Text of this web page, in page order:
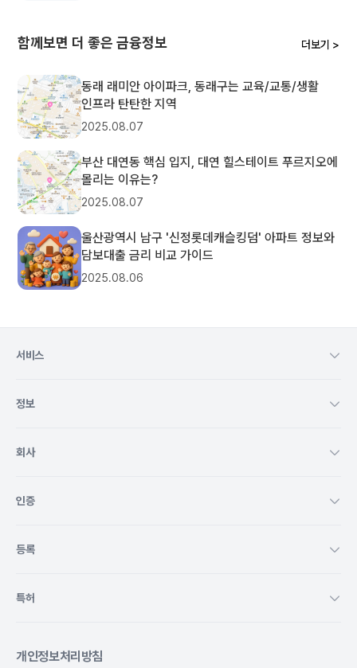
함께보면 더 좋은 금융정보 더보기 >
동래 래미안 아이파크, 동래구는 교육/교통/생활
인프라 탄탄한 지역
2025.08.07
부산 대연동 핵심 입지, 대연 힐스테이트 푸르지오에
몰리는 이유는?
2025.08.07
울산광역시 남구 '신정롯데캐슬킹덤' 아파트 정보와
담보대출 금리 비교 가이드
2025.08.06
서비스
정보
회사
인증
등록
특허
개인정보처리방침